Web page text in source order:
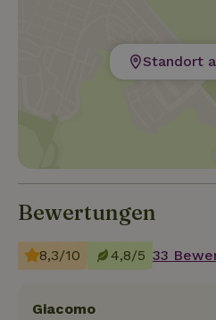
Standort
Bewertungen
8,3/10 4,8/5 33
Giacomo